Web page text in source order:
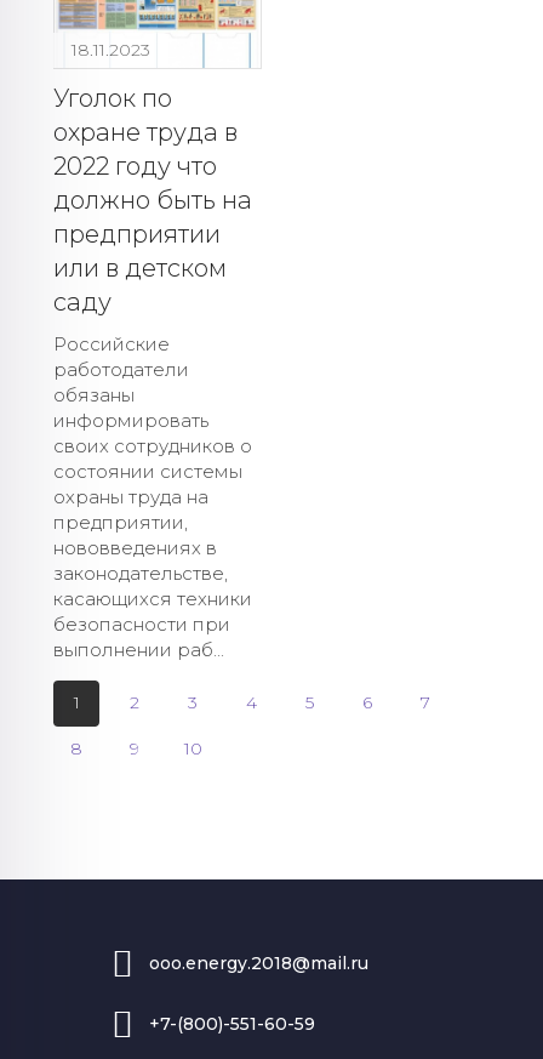
18.11.2023
Уголок по
охране труда в
2022 году что
должно быть на
предприятии
или в детском
саду
Российские
работодатели
обязаны
информировать
своих сотрудников о
состоянии системы
охраны труда на
предприятии,
нововведениях в
законодательстве,
касающихся техники
безопасности при
выполнении раб...
1 2 3 4 5 6 7
8 9 10
ooo.energy.2018@mail.ru
+7-(800)-551-60-59